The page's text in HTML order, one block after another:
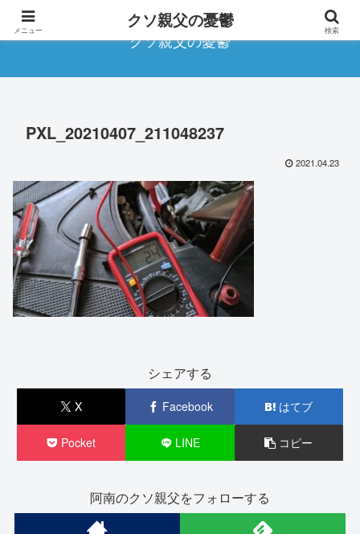
クソ親父の憂鬱
PXL_20210407_211048237
2021.04.23
シェアする
X Facebook はてブ
Pocket LINE コピー
阿南のクソ親父をフォローする
メニュー クソ親父の憂鬱 検索